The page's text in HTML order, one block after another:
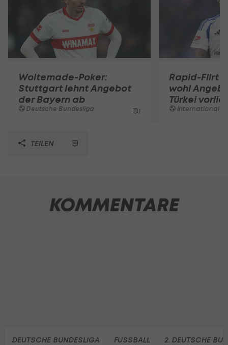
Woltemade-Poker:
Stuttgart lehnt Angebot
der Bayern ab
Deutsche Bundesliga 1
Rapid-Flirt
wohl
Türkei
International
TEILEN
KOMMENTARE
DEUTSCHE BUNDESLIGA FUSSBALL 2. DEUTSCHE